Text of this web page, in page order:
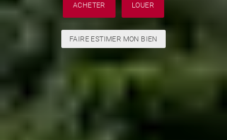
ACHETER LOUER
FAIRE ESTIMER MON BIEN